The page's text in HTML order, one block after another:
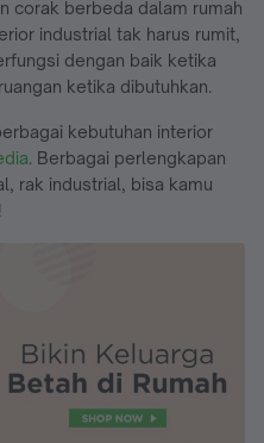
corak berbeda dalam rumah
industrial tak harus rumit,
dengan baik ketika
ketika dibutuhkan.
kebutuhan interior
. Berbagai perlengkapan
rak industrial, bisa kamu